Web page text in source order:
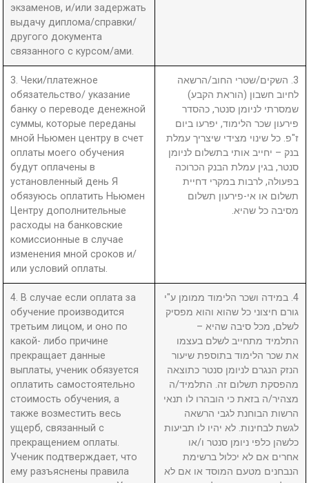
экзаменов, и/или задержать
выдачу диплома/справки/
другого документа
связанного с курсом/ами.
3. Чеки/платежное
обязательство/ указание
банку о переводе денежной
суммы, которые переданы
мной Ньюмен центру в счет
оплаты моего обучения
будут оплачены в
установленный день Я
обязуюсь оплатить Ньюмен
Центру дополнительные
расходы на банковские
комиссионные в случае
изменения мной сроков и/
или условий оплаты.
3. השקים/שטרי החוב/הרשאה
לחיוב חשבון (הוראת הקבע)
שמסרתי לניומן סנטר, כהסדר
פירעון שכר הלימוד, יפרעו ביום
ז"פ. כל שינוי מצידי שיצריך עמלת
בנק – יחייב אותי בתשלום לניומן
סנטר, בגין עמלת הבנק הכרוכה
בפעולה, לרבות במקרי דחיית
תשלום או אי-פירעון תשלום
מסיבה כל שהיא.
4. В случае если оплата за
обучение производится
третьим лицом, и оно по
какой- либо причине
прекращает данные
выплаты, ученик обязуется
оплатить самостоятельно
стоимость обучения, а
также возместить весь
ущерб, связанный с
прекращением оплаты.
Ученик подтверждает, что
ему разъяснены правила
4. במידה ושכר הלימוד ממומן ע"י
גורם חיצוני כל שהוא והוא מפסיק
לשלם, מכל סיבה שהיא –
התלמיד מתחייב לשלם בעצמו
את שכר הלימוד בתוספת שיעור
הנזק הנגרם לניומן סנטר כתוצאה
מהפסקת תשלום זה. התלמיד/ה
מצהיר/ה בזאת כי הובהרו לו תנאי
הרשות הבוחנת לגבי הרשאה
לגשת לבחינות. לא יהיו לו תביעות
כלשהן כלפי ניומן סנטר ו/או
אחרים אם לא יכלול ברשימת
הנבחנים מטעם המוסד או אם לא